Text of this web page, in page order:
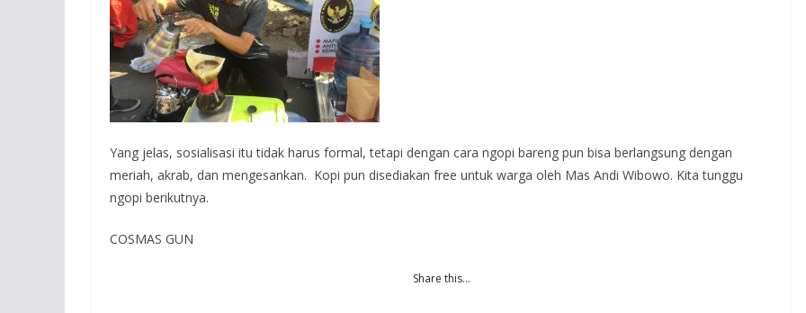
Yang jelas, sosialisasi itu tidak harus formal, tetapi dengan cara ngopi bareng pun bisa berlangsung dengan
meriah, akrab, dan mengesankan. Kopi pun disediakan free untuk warga oleh Mas Andi Wibowo. Kita tunggu
ngopi berikutnya.
COSMAS GUN
Share this…